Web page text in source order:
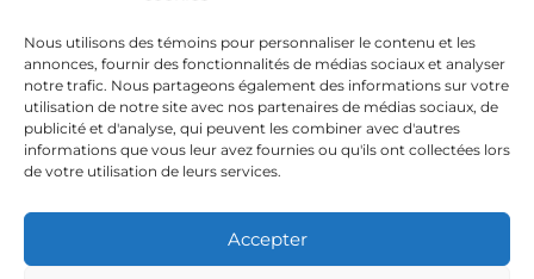
Nous utilisons des témoins pour personnaliser le contenu et les
annonces, fournir des fonctionnalités de médias sociaux et analyser
notre trafic. Nous partageons également des informations sur votre
utilisation de notre site avec nos partenaires de médias sociaux, de
publicité et d'analyse, qui peuvent les combiner avec d'autres
informations que vous leur avez fournies ou qu'ils ont collectées lors
de votre utilisation de leurs services.
Accepter